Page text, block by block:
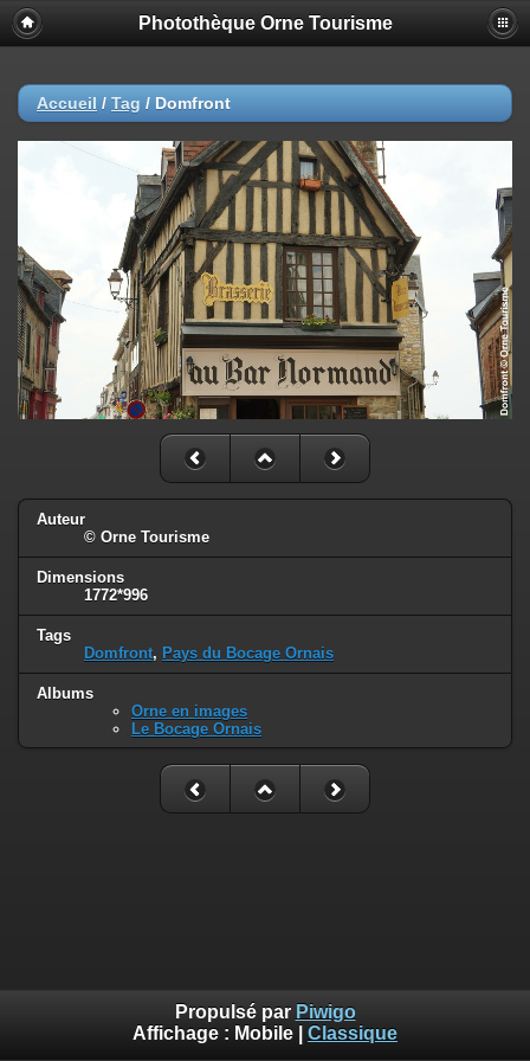
Photothèque Orne Tourisme
Accueil / Tag / Domfront
Auteur
© Orne Tourisme
Dimensions
1772*996
Tags
Domfront, Pays du Bocage Ornais
Albums
Orne en images
Le Bocage Ornais
Propulsé par Piwigo
Affichage : Mobile Classique